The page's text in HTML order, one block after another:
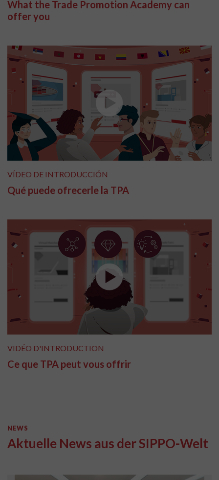
What the Trade Promotion Academy can
offer you
VÍDEO DE INTRODUCCIÓN
Qué puede ofrecerle la TPA
VIDÉO D'INTRODUCTION
Ce que TPA peut vous offrir
NEWS
Aktuelle News aus der SIPPO-Welt